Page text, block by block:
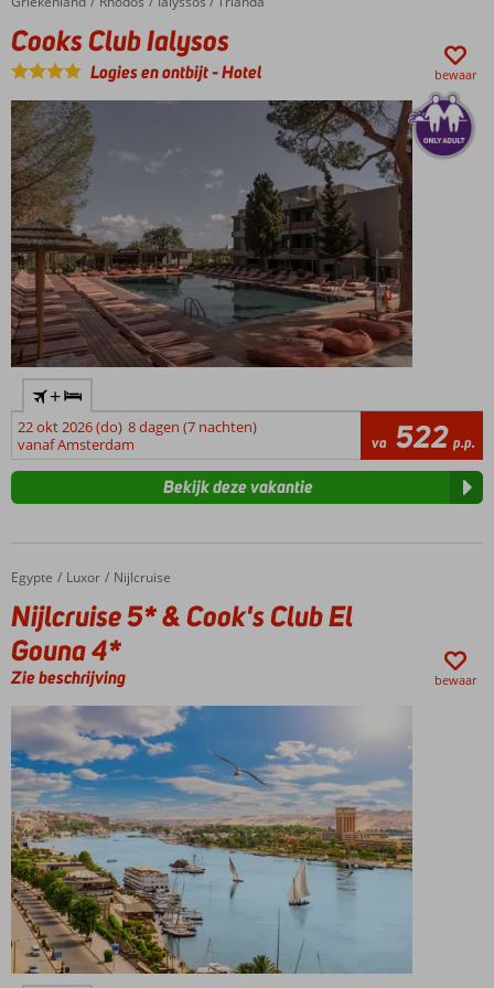
strand
3
restaurants
Cooks Club Ialysos
Logies en ontbijt-Hotel bewaar
+
22 okt 2026 (do) 8 dagen (7 nachten)
vanaf Amsterdam
va 522 p.p.
Bekijk deze vakantie
Home
Egypte Luxor Nijlcruise
Nijlcruise 5* & Cook's Club El Gouna 4*
Nijlcruise 5* & Cook's Club El
Gouna 4*
Zie beschrijving bewaar